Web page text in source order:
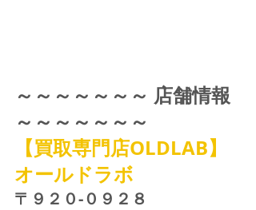
～～～～～～～ 店舗情報
～～～～～～～
【買取専門店OLDLAB】
オールドラボ
〒９２０-０９２８